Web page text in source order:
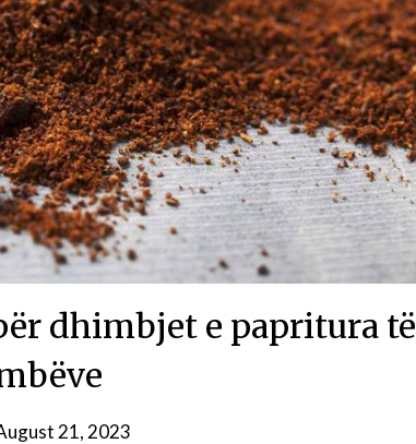
dhimbjet e papritura të
21, 2023